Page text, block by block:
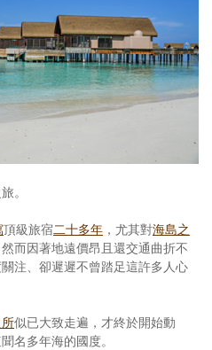
。
頂級旅宿二十多年 ，尤其對海島之
而因著地遠價昂且還交通曲折不
注、卻遲遲不曾踏足這許多人心
似已大致走遍，才終於開始動
名多年海的國度。